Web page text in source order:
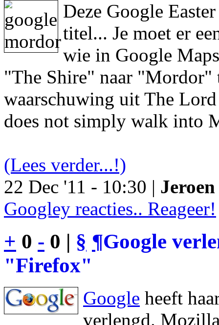
Deze Google
titel... Je moet er
wie in Google
"The Shire" naar "Mordor"
waarschuwing uit The
does not simply walk into
(Lees verder...!)
22 Dec '11 - 10:30 |
Googley reacties.. Reageer!
+ 0 - 0 | § ¶Google
"Firefox"
Google heeft
verlengd.